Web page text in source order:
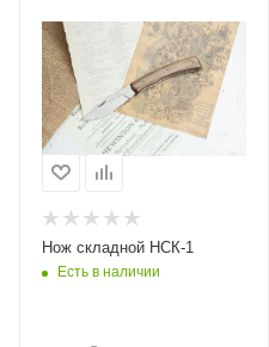
Нож складной НСК-1
Есть в наличии